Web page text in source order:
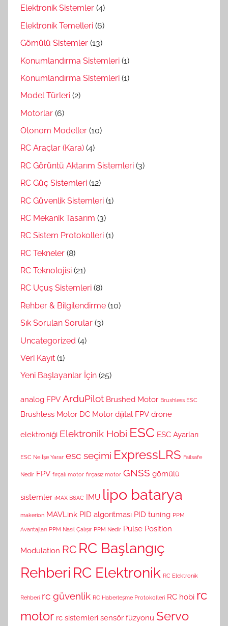
Elektronik Sistemler (4)
Elektronik Temelleri (6)
Gömülü Sistemler (13)
Konumlandırma Sistemleri (1)
Konumlandırma Sistemleri (1)
Model Türleri (2)
Motorlar (6)
Otonom Modeller (10)
RC Araçlar (Kara) (4)
RC Görüntü Aktarım Sistemleri (3)
RC Güç Sistemleri (12)
RC Güvenlik Sistemleri (1)
RC Mekanik Tasarım (3)
RC Sistem Protokolleri (1)
RC Tekneler (8)
RC Teknolojisi (21)
RC Uçuş Sistemleri (8)
Rehber & Bilgilendirme (10)
Sık Sorulan Sorular (3)
Uncategorized (4)
Veri Kayıt (1)
Yeni Başlayanlar İçin (25)
analog FPV ArduPilot Brushed Motor Brushless ESC
Brushless Motor DC Motor dijital FPV drone
elektroniği Elektronik Hobi ESC ESC Ayarları
ESC Ne İşe Yarar esc seçimi ExpressLRS Failsafe
Nedir FPV fırçalı motor fırçasız motor GNSS gömülü
sistemler iMAX B6AC IMU lipo batarya
makerion MAVLink PID algoritması PID tuning PPM
Avantajları PPM Nasıl Çalışır PPM Nedir Pulse Position
Modulation RC RC Başlangıç
Rehberi RC Elektronik RC Elektronik
Rehberi rc güvenlik RC Haberleşme Protokolleri RC hobi rc
motor rc sistemleri sensör füzyonu Servo